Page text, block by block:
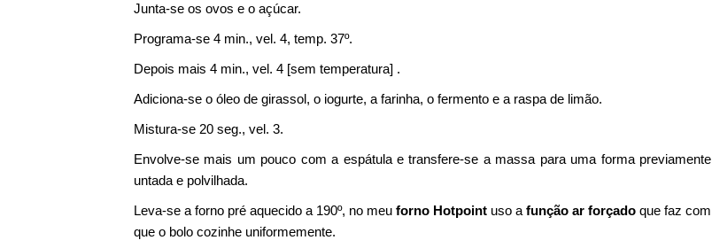
Junta-se os ovos e o açúcar.
Programa-se 4 min., vel. 4, temp. 37º.
Depois mais 4 min., vel. 4 [sem temperatura] .
Adiciona-se o óleo de girassol, o iogurte, a farinha, o fermento e a raspa de limão.
Mistura-se 20 seg., vel. 3.
Envolve-se mais um pouco com a espátula e transfere-se a massa para uma forma previamente
untada e polvilhada.
Leva-se a forno pré aquecido a 190º, no meu forno Hotpoint uso afunção ar forçado que faz com
que o bolo cozinhe uniformemente.